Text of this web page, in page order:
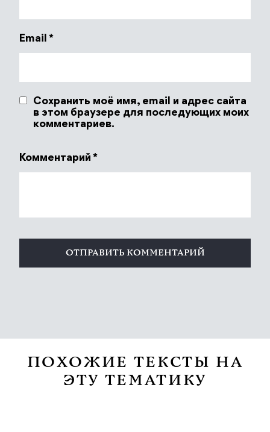
Email *
Сохранить моё имя, email и адрес сайта
в этом браузере для последующих моих
комментариев.
Комментарий *
ПОХОЖИЕ ТЕКСТЫ НА
ЭТУ ТЕМАТИКУ